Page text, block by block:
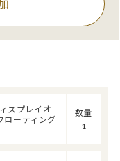
スプレイオ
ローティング
数量
1